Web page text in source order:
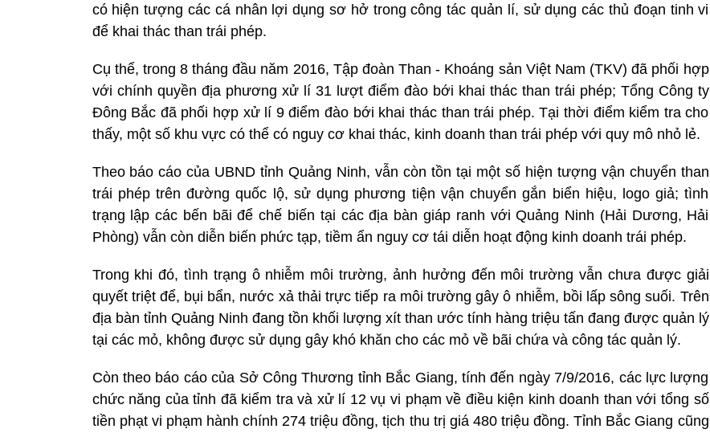
có hiện tượng các cá nhân lợi dụng sơ hở trong công tác quản lí, sử dụng các thủ đoạn tinh vi
để khai thác than trái phép.
Cụ thể, trong 8 tháng đầu năm 2016, Tập đoàn Than - Khoáng sản Việt Nam (TKV) đã phối hợp
với chính quyền địa phương xử lí 31 lượt điểm đào bới khai thác than trái phép; Tổng Công ty
Đông Bắc đã phối hợp xử lí 9 điểm đào bới khai thác than trái phép. Tại thời điểm kiểm tra cho
thấy, một số khu vực có thể có nguy cơ khai thác, kinh doanh than trái phép với quy mô nhỏ lẻ.
Theo báo cáo của UBND tỉnh Quảng Ninh, vẫn còn tồn tại một số hiện tượng vận chuyển than
trái phép trên đường quốc lộ, sử dụng phương tiện vận chuyển gắn biển hiệu, logo giả; tình
trạng lập các bến bãi để chế biến tại các địa bàn giáp ranh với Quảng Ninh (Hải Dương, Hải
Phòng) vẫn còn diễn biến phức tạp, tiềm ẩn nguy cơ tái diễn hoạt động kinh doanh trái phép.
Trong khi đó, tình trạng ô nhiễm môi trường, ảnh hưởng đến môi trường vẫn chưa được giải
quyết triệt để, bụi bẩn, nước xả thải trực tiếp ra môi trường gây ô nhiễm, bồi lấp sông suối. Trên
địa bàn tỉnh Quảng Ninh đang tồn khối lượng xít than ước tính hàng triệu tấn đang được quản lý
tại các mỏ, không được sử dụng gây khó khăn cho các mỏ về bãi chứa và công tác quản lý.
Còn theo báo cáo của Sở Công Thương tỉnh Bắc Giang, tính đến ngày 7/9/2016, các lực lượng
chức năng của tỉnh đã kiểm tra và xử lí 12 vụ vi phạm về điều kiện kinh doanh than với tổng số
tiền phạt vi phạm hành chính 274 triệu đồng, tịch thu trị giá 480 triệu đồng. Tỉnh Bắc Giang cũng